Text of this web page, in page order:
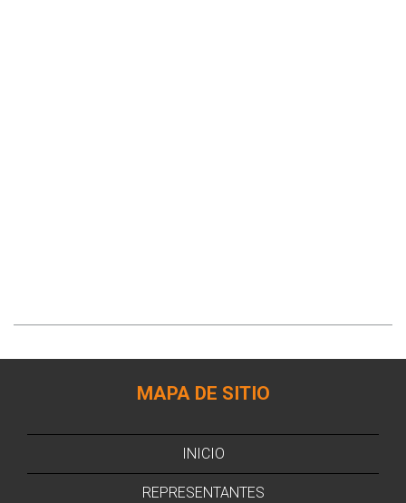
MAPA DE SITIO
INICIO
REPRESENTANTES